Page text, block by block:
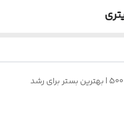
پیت کوکوچیپس اصلاح شده با EC زیر 500 | بهترین بستر برای رشد